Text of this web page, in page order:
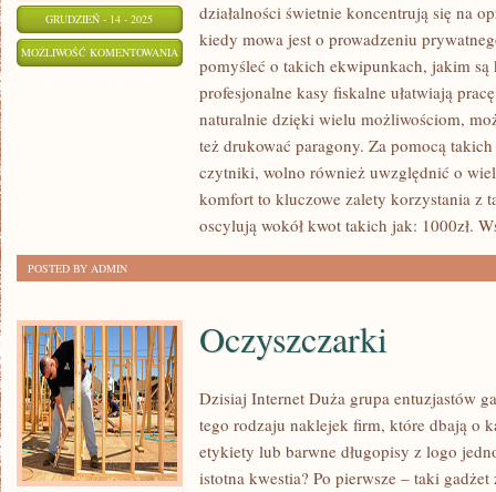
GRUDZIEŃ - 14 - 2025
MOŻLIWOŚĆ KOMENTOWANIA WSZELKIE
KOSZTY
PRYWATNEJ
działalności świetnie koncentrują się na
kiedy mowa jest o prowadzeniu
pomyśleć o takich ekwipunkach, jakim są
profesjonalne kasy fiskalne ułatwiają
naturalnie dzięki wielu możliwościom,
też drukować paragony. Za pomocą
czytniki, wolno również uwzględnić o
komfort to kluczowe zalety korzystania z
oscylują wokół kwot takich jak: 1000zł.
POSTED BY ADMIN
Oczyszczarki
Dzisiaj Internet Duża grupa entuzjastów
tego rodzaju naklejek firm, które dbają o
etykiety lub barwne długopisy z logo
istotna kwestia? Po pierwsze – taki